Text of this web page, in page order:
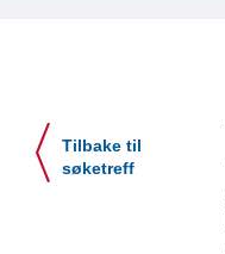
Tilbake til
søketreff